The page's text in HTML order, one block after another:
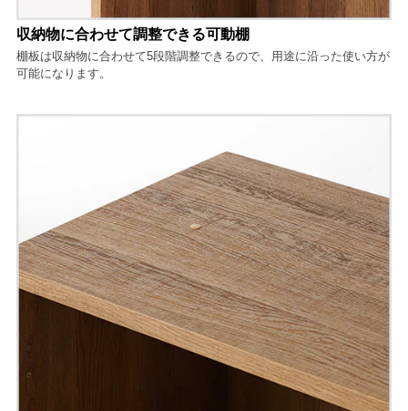
収納物に合わせて調整できる可動棚
棚板は収納物に合わせて5段階調整できるので、用途に沿った使い方が
可能になります。